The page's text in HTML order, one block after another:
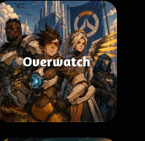
Overwatch